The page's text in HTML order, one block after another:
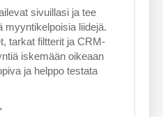
sivuillasi ja tee
myyntikelpoisia liidejä.
tarkat filtterit ja CRM-
iskemään oikeaan
ja helppo testata